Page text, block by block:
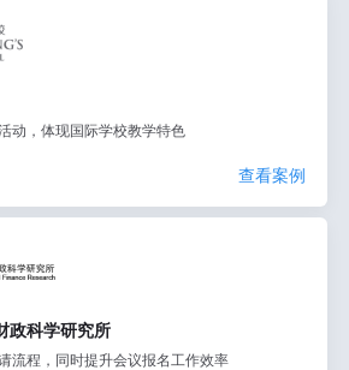
动，体现国际学校教学特色
查看案例
政科学研究所
流程，同时提升会议报名工作效率